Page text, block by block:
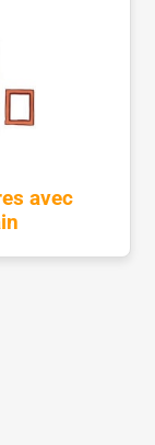
avec